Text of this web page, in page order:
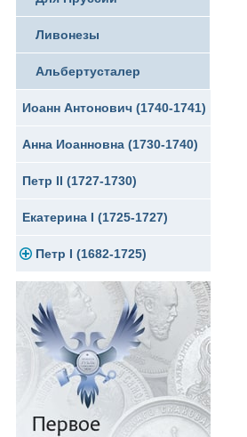
Ливонезы
Альбертусталер
Иоанн Антонович (1740-1741)
Анна Иоанновна (1730-1740)
Петр II (1727-1730)
Екатерина I (1725-1727)
Петр I (1682-1725)
Золото
Серебро
Медь
Для Речи Посполитой